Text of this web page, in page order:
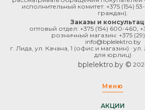
исполнительный комитет: +375 (154)
граждан).
Заказы и
оптовый отдел: +375 (154) 600-460
розничный магазин: +375
info@bplelektro.by
г. Лида, ул. Качана, 1 (офис и магазин) · ул.
для юрлиц)
bplelektro.by ©
Меню
АКЦИИ